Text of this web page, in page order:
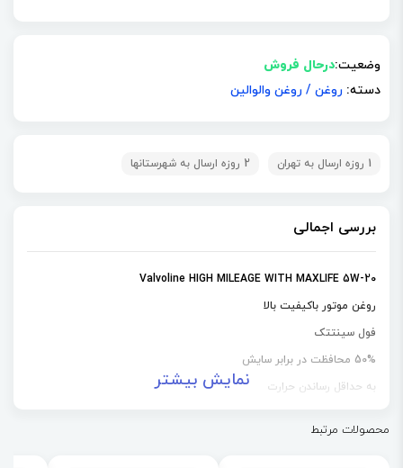
وضعیت:درحال فروش
دسته: روغن / روغن والوالین
1 روزه ارسال به تهران 2 روزه ارسال به شهرستانها
بررسی اجمالی
Valvoline HIGH MILEAGE WITH MAXLIFE 5W-20
روغن موتور باکیفیت بالا
فول سینتتک
50% محافظت در برابر سایش
به حداقل رساندن حرارت
نمایش بیشتر
محصولات مرتبط